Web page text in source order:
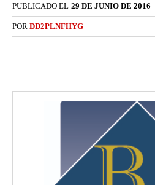
PUBLICADO EL 29 DE JUNIO DE 2016
POR DD2PLNFHYG